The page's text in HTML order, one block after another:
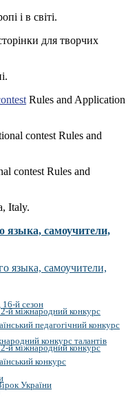
і в світі.
для творчих
Rules and Application
contest Rules and
contest Rules and
Italy.
языка, самоучители,
й сезон
конкурс
педагогічний конкурс
конкурс талантів
конкурс
конкурс
України